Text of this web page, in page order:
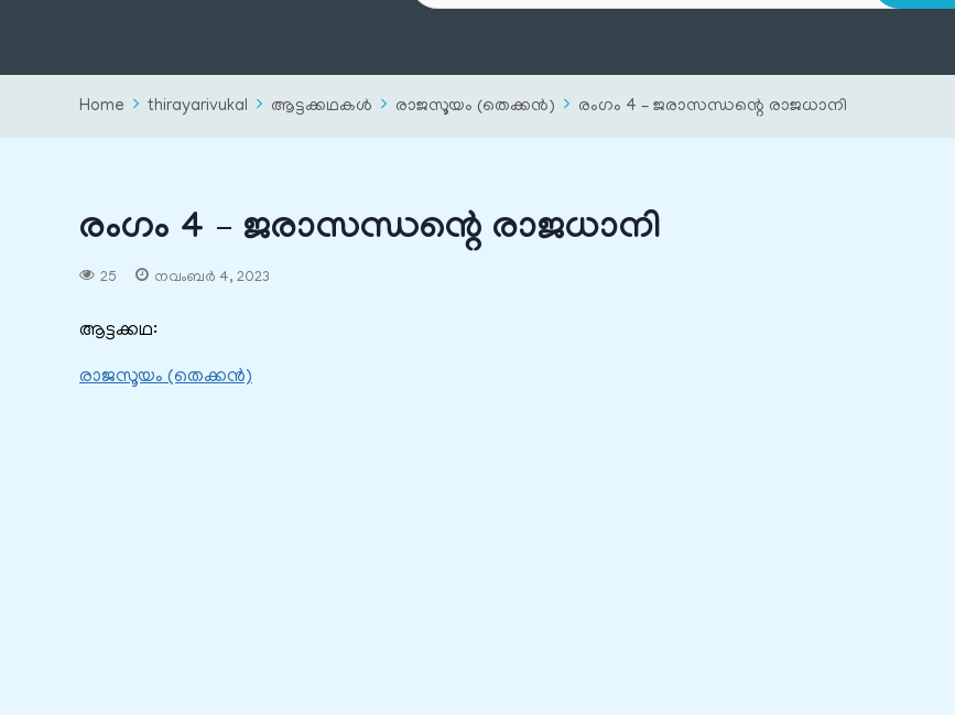
Home thirayarivukal ആട്ടക്കഥകൾ രാജസൂയം (തെക്കൻ) രംഗം 4 – ജരാസന്ധന്റെ രാജധാനി
രംഗം 4 – ജരാസന്ധന്റെ രാജധാനി
25 നവംബർ 4, 2023
ആട്ടക്കഥ:
രാജസൂയം (തെക്കൻ)